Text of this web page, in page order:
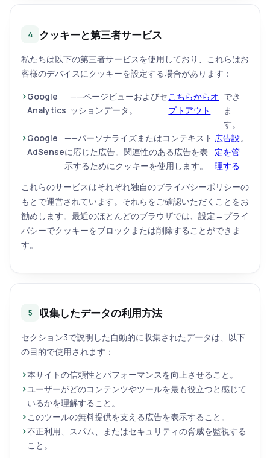
4 クッキーと第三者サービス
私たちは以下の第三者サービスを使用しており、これらはお
客様のデバイスにクッキーを設定する場合があります：
Google
Analytics
——ページビューおよびセ
ッションデータ。
こちらからオ
プトアウト
でき
ま
す。
Google
AdSense
——パーソナライズまたはコンテキスト
に応じた広告。関連性のある広告を表
示するためにクッキーを使用します。
広告設
定を管
理する
。
これらのサービスはそれぞれ独自のプライバシーポリシーの
もとで運営されています。それらをご確認いただくことをお
勧めします。最近のほとんどのブラウザでは、設定→プライ
バシーでクッキーをブロックまたは削除することができま
す。
5 収集したデータの利用方法
セクション3で説明した自動的に収集されたデータは、以下
の目的で使用されます：
本サイトの信頼性とパフォーマンスを向上させること。
ユーザーがどのコンテンツやツールを最も役立つと感じて
いるかを理解すること。
このツールの無料提供を支える広告を表示すること。
不正利用、スパム、またはセキュリティの脅威を監視する
こと。